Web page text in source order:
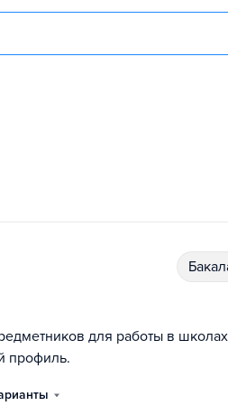
для работы в школах
профиль.